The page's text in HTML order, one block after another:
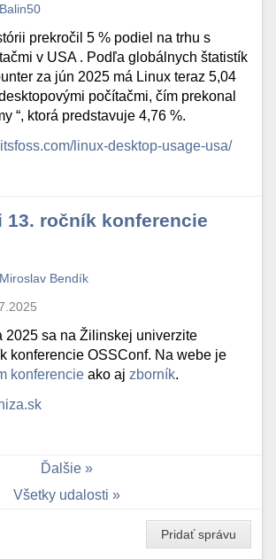
Balin50
prekročil 5 % podiel na trhu s
v USA . Podľa globálnych štatistík
za jún 2025 má Linux teraz 5,04
počítačmi, čím prekonal
“, ktorá predstavuje 4,76 %.
linux-desktop-usage-usa/
13. ročník konferencie
Miroslav Bendík
2025 sa na Žilinskej univerzite
konferencie OSSConf. Na webe je
konferencie ako aj zborník.
Ďalšie
Všetky udalosti
Pridať správu